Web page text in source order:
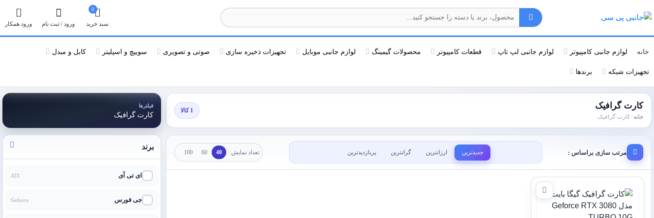
ورود همکار ورود / ثبت نام
0
سبد خرید
خانه لوازم جانبی کامپیوتر لوازم جانبی لپ تاپ قطعات کامپیوتر محصولات گیمینگ لوازم جانبی موبایل تجهیزات ذخیره سازی صوتی و تصویری سوییچ و اسپلیتر کابل و مبدل
تجهیزات شبکه برندها
کارت گرافیک
خانه /کارت گرافیک
1 کالا
مرتب سازی براساس : جدیدترین ارزانترین گرانترین پربازدیدترین تعداد نمایش : 40
60
100
فیلترها
کارت گرافیک
برند
ای تی آی ATI
جی فورس Geforce